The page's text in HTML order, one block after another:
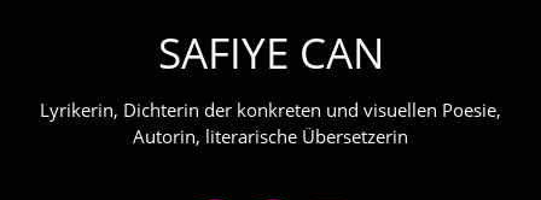
SAFIYE CAN
Lyrikerin, Dichterin der konkreten und visuellen Poesie,
Autorin, literarische Übersetzerin